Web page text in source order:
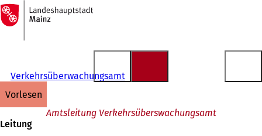
Inhalt anspringen
Zur
Startseite
Verkehrsüberwachungsamt
vorlesen
Amtsleitung Verkehrsüberswachungsamt
Leitung